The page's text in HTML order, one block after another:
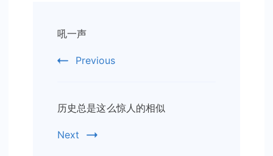
课]
Navigation
吼一声
Previous
历史总是这么惊人的相似
Next